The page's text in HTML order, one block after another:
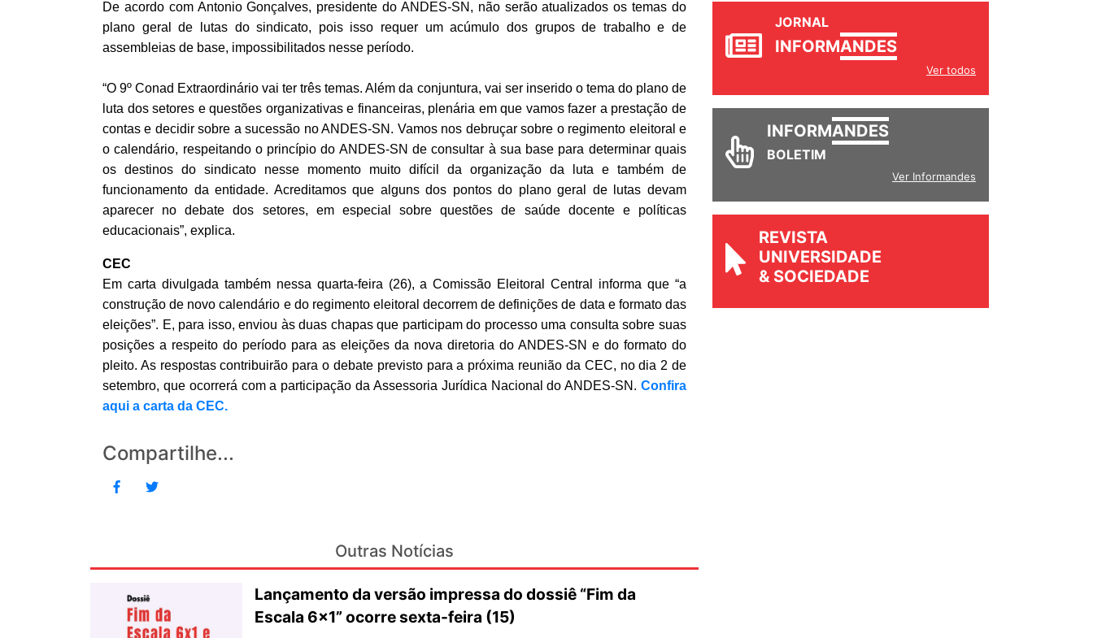
De acordo com Antonio Gonçalves, presidente do ANDES-SN, não serão atualizados os temas do
plano geral de lutas do sindicato, pois isso requer um acúmulo dos grupos de trabalho e de
assembleias de base, impossibilitados nesse período.
“O 9º Conad Extraordinário vai ter três temas. Além da conjuntura, vai ser inserido o tema do plano de
luta dos setores e questões organizativas e financeiras, plenária em que vamos fazer a prestação de
contas e decidir sobre a sucessão no ANDES-SN. Vamos nos debruçar sobre o regimento eleitoral e
o calendário, respeitando o princípio do ANDES-SN de consultar à sua base para determinar quais
os destinos do sindicato nesse momento muito difícil da organização da luta e também de
funcionamento da entidade. Acreditamos que alguns dos pontos do plano geral de lutas devam
aparecer no debate dos setores, em especial sobre questões de saúde docente e políticas
educacionais”, explica.
CEC
Em carta divulgada também nessa quarta-feira (26), a Comissão Eleitoral Central informa que “a
construção de novo calendário e do regimento eleitoral decorrem de definições de data e formato das
eleições”. E, para isso, enviou às duas chapas que participam do processo uma consulta sobre suas
posições a respeito do período para as eleições da nova diretoria do ANDES-SN e do formato do
pleito. As respostas contribuirão para o debate previsto para a próxima reunião da CEC, no dia 2 de
setembro, que ocorrerá com a participação da Assessoria Jurídica Nacional do ANDES-SN. Confira
aqui a carta da CEC.
Compartilhe...
Outras Notícias
Lançamento da versão impressa do dossiê “Fim da
Escala 6×1” ocorre sexta-feira (15)
JORNAL
INFORMANDES
Ver todos
INFORMANDES
BOLETIM
Ver Informandes
REVISTA
UNIVERSIDADE
& SOCIEDADE